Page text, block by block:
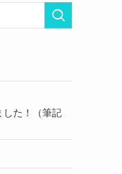
した！（筆記